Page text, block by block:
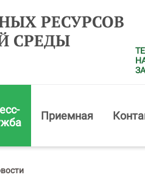
РЕСУРСОВ
СРЕДЫ
Приемная